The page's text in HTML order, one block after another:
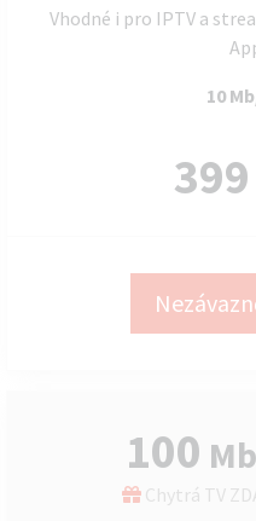
Vhodné i pro IPTV a
10
399
100
Chytrá TV